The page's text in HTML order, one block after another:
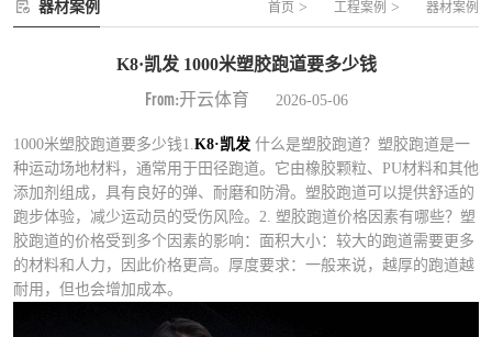
器材案例 首页 > 工程案例 > 器材案例
K8·凯发 1000米塑胶跑道要多少钱
From:开云体育 2026-05-06
1000米塑胶跑道要多少钱1. K8·凯发 什么是塑胶跑道？塑胶跑道是一
种运动场地材料，通常用于田径跑道。它由橡胶颗粒、PU材料和其他
添加剂组成，具有良好的弹、耐磨和防滑。塑胶跑道可以提供舒适的
跑步体验，减少运动员的受伤风险。2. 塑胶跑道价格因素有哪些？塑
胶跑道的价格受到多个因素的影响：面积大小：较大的跑道需要更多
的材料和人力，因此价格更高。厚度要求：一般来说，越厚的跑道越
耐用，但也会增加成本。